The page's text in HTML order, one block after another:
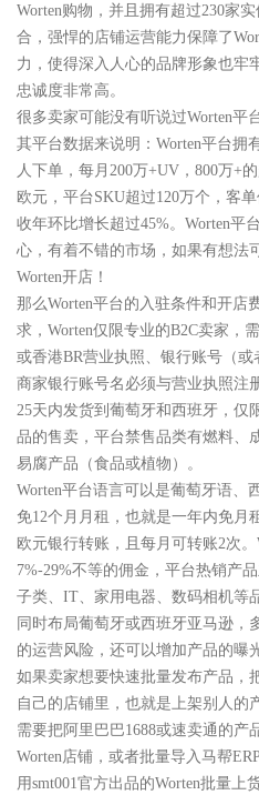
Worten购物，并且拥有超过230家
合，强悍的店铺运营能力保障了
力，使得深入人心的品牌形象也牢
忠诚度非常高。
很多卖家可能没有听说过Worten平
其平台数据来说明：Worten平台拥
人下单，每月200万+UV，800万+
欧元，平台SKU超过120万个，客
收年环比增长超过45%。Worten平
心，有着不错的市场，如果有想法
Worten开店！
那么Worten平台的入驻条件和开店
求，Worten仅限专业的B2C卖家，
或香港BR营业执照、银行账号（或
商家银行账号名必须与营业执照注
25天内发货到葡萄牙和西班牙，仅
品的售卖，平台禁售品类有燃料、
易腐产品（食品或植物）。
Worten平台语言可以是葡萄牙语、
免12个月月租，也就是一年内免月
欧元银行转账，且每月可转账2次
7%-29%不等的佣金，平台热销产
子类、IT、家用电器、数码相机等
同时布局葡萄牙或西班牙亚马逊，
的运营风险，还可以增加产品的曝
如果卖家想要快速批量发布产品，
自己的店铺里，也就是上架别人的
需要把阿里巴巴1688或速卖通的产
Worten店铺，或者批量导入马帮
用smt001官方出品的Worten批量上